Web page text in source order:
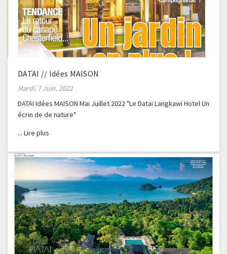
DATAI // Idées MAISON
Mardi, 7 Juin, 2022
DATAI Idées MAISON Mai Juillet 2022 "Le Datai Langkawi Hotel Un
écrin de de nature"